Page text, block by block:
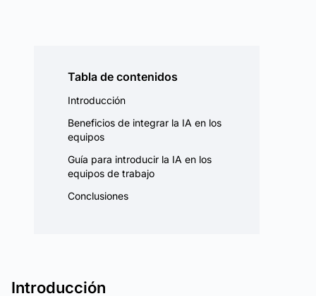
Tabla de contenidos
Introducción
Beneficios de integrar la IA en los
equipos
Guía para introducir la IA en los
equipos de trabajo
Conclusiones
Introducción